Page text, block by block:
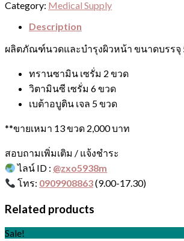
ทรีท
เม้น
)
quantity
Category: Medical Supply
Description
ผลิตภัณฑ์นวดและบำรุงผิวหน้า ขนาดบรรจุ
ทรานซามิน เซรั่ม 2 ขวด
วิตามินซี เซรั่ม 6 ขวด
เบต้าอบูติน เจล 5 ขวด
**ขายเหมา 13 ขวด 2,000 บาท
สอบถามเพิ่มเติม / แจ้งชำระ
ไลน์ ID : @zxo5938m
โทร: 0909908863(9.00-17.30)
Related products
Sale!